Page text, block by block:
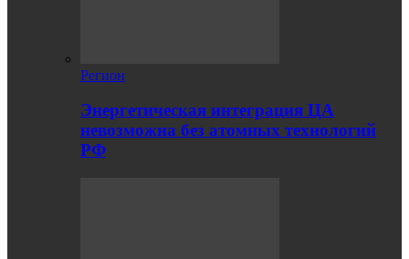
Регион
Энергетическая интеграция ЦА
невозможна без атомных технологий
РФ